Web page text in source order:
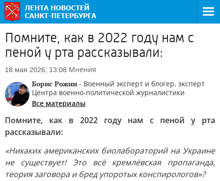
Помните, как в 2022 году нам с
пеной у рта рассказывали:
18 мая 2026, 13:08 Мнения
Борис Рожин - Военный эксперт и блогер, эксперт
Центра военно-политической журналистики
Все материалы
Помните, как в 2022 году нам с пеной у рта
рассказывали:
«Никаких американских биолабораторий на Украине
не существует! Это всё кремлёвская пропаганда,
теория заговора и бред упоротых конспирологов»?